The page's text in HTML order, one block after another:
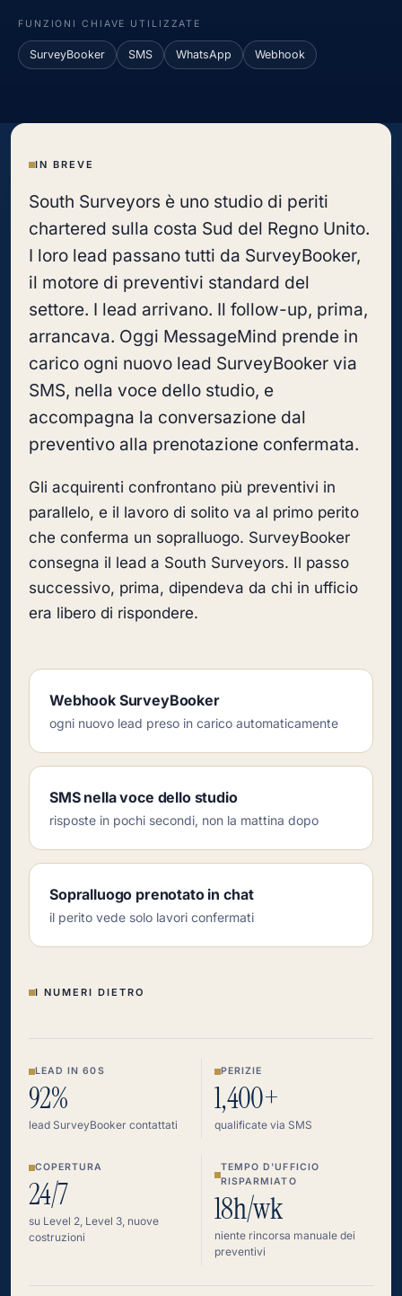
FUNZIONI CHIAVE UTILIZZATE
SurveyBooker SMS WhatsApp Webhook
IN BREVE
South Surveyors è uno studio di periti
chartered sulla costa Sud del Regno Unito.
I loro lead passano tutti da SurveyBooker,
il motore di preventivi standard del
settore. I lead arrivano. Il follow-up, prima,
arrancava. Oggi MessageMind prende in
carico ogni nuovo lead SurveyBooker via
SMS, nella voce dello studio, e
accompagna la conversazione dal
preventivo alla prenotazione confermata.
Gli acquirenti confrontano più preventivi in
parallelo, e il lavoro di solito va al primo perito
che conferma un sopralluogo. SurveyBooker
consegna il lead a South Surveyors. Il passo
successivo, prima, dipendeva da chi in ufficio
era libero di rispondere.
Webhook SurveyBooker
ogni nuovo lead preso in carico automaticamente
SMS nella voce dello studio
risposte in pochi secondi, non la mattina dopo
Sopralluogo prenotato in chat
il perito vede solo lavori confermati
I NUMERI DIETRO
LEAD IN 60S
92%
lead SurveyBooker contattati
PERIZIE
1,400+
qualificate via SMS
COPERTURA
24/7
su Level 2, Level 3, nuove
costruzioni
TEMPO D'UFFICIO
RISPARMIATO
18h/wk
niente rincorsa manuale dei
preventivi